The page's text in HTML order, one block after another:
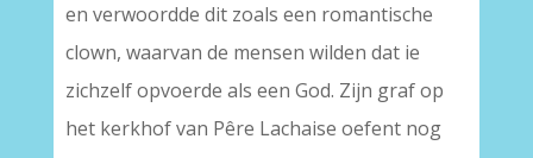
en verwoordde dit zoals een romantische
clown, waarvan de mensen wilden dat ie
zichzelf opvoerde als een God. Zijn graf op
het kerkhof van Pêre Lachaise oefent nog